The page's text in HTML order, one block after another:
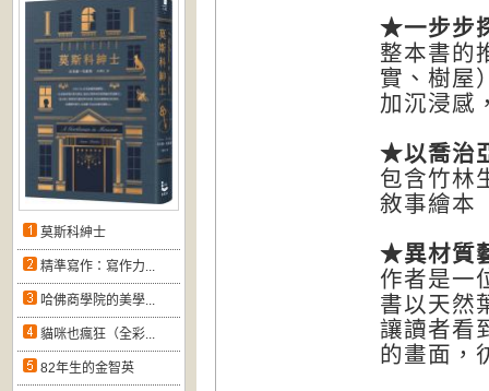
莫斯科紳士
精準寫作：寫作力...
哈佛商學院的美學...
貓咪也瘋狂（全彩...
82年生的金智英
★一步步
整本書的
實、樹屋
加沉浸感
★以喬治
包含竹林
敘事繪本
★異材質
作者是一
書以天然
讓讀者看
的畫面，